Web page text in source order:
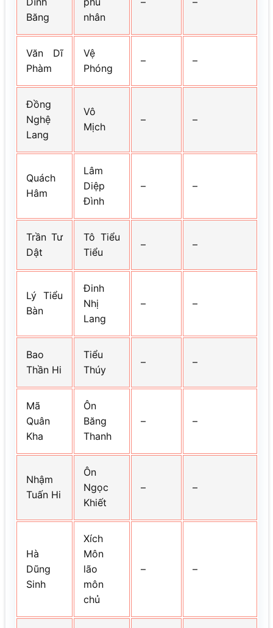
Băng
nhân
Văn Dĩ
Phàm
Vệ
Phóng
– –
Đồng
Nghệ
Lang
Vô
Mịch
– –
Quách
Hâm
Lâm
Diệp
Đình
– –
Trần Tư
Dật
Tô Tiểu
Tiểu
– –
Lý Tiểu
Bàn
Đinh
Nhị
Lang
– –
Bao
Thần Hi
Tiểu
Thúy
– –
Mã
Quân
Kha
Ôn
Băng
Thanh
– –
Nhậm
Tuấn Hi
Ôn
Ngọc
Khiết
– –
Hà
Dũng
Sinh
Xích
Môn
lão
môn
chủ
– –